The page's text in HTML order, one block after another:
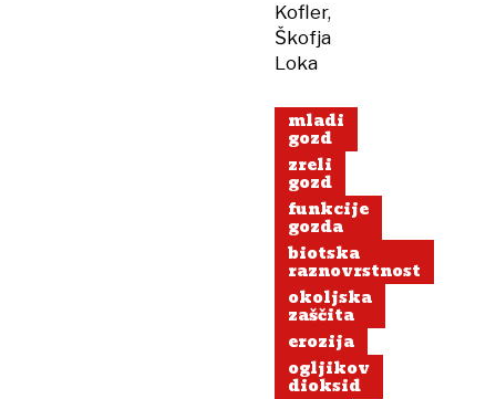
Kofler,
Škofja
Loka
mladi
gozd
zreli
gozd
funkcije
gozda
biotska
raznovrstnost
okoljska
zaščita
erozija
ogljikov
dioksid